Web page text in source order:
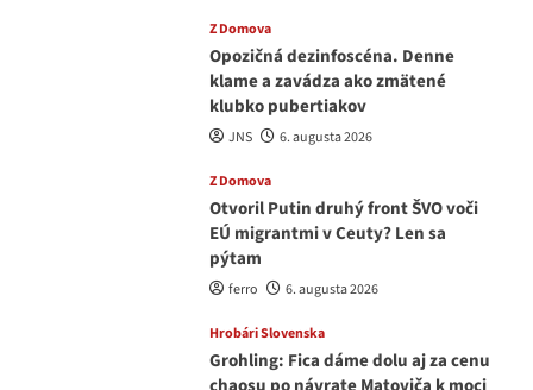
Z Domova
Opozičná dezinfoscéna. Denne
klame a zavádza ako zmätené
klubko pubertiakov
JNS 6. augusta 2026
Z Domova
Otvoril Putin druhý front ŠVO voči
EÚ migrantmi v Ceuty? Len sa
pýtam
ferro 6. augusta 2026
Hrobári Slovenska
Grohling: Fica dáme dolu aj za cenu